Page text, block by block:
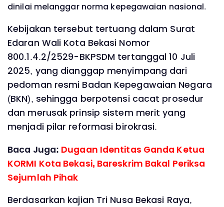
dinilai melanggar norma kepegawaian nasional.
Kebijakan tersebut tertuang dalam Surat
Edaran Wali Kota Bekasi Nomor
800.1.4.2/2529-BKPSDM tertanggal 10 Juli
2025, yang dianggap menyimpang dari
pedoman resmi Badan Kepegawaian Negara
(BKN), sehingga berpotensi cacat prosedur
dan merusak prinsip sistem merit yang
menjadi pilar reformasi birokrasi.
Baca Juga: Dugaan Identitas Ganda Ketua
KORMI Kota Bekasi, Bareskrim Bakal Periksa
Sejumlah Pihak
Berdasarkan kajian Tri Nusa Bekasi Raya,